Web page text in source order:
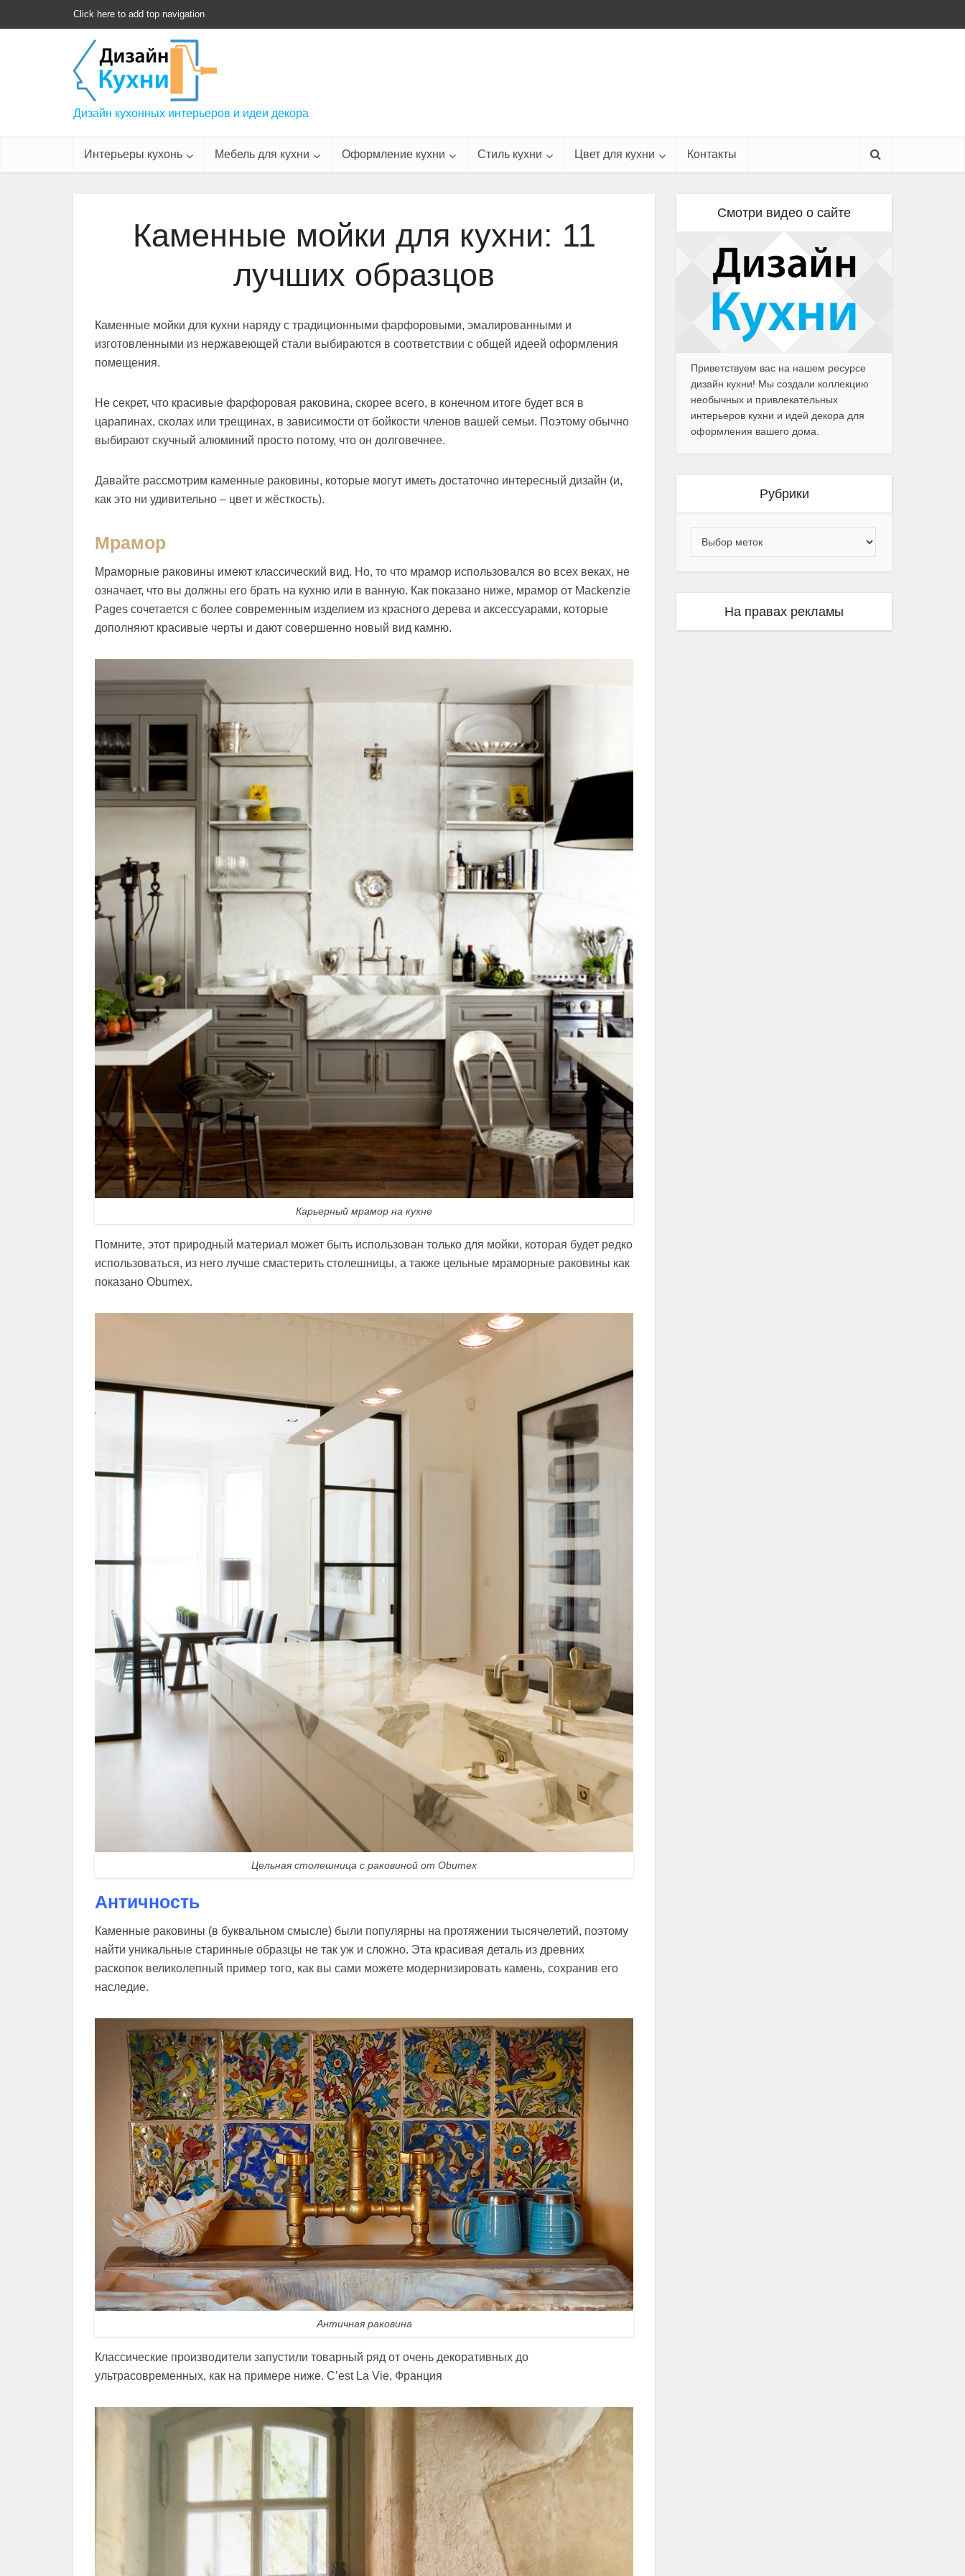
Click here to add top navigation
Дизайн кухонных интерьеров и идеи декора
Интерьеры кухонь Мебель для кухни Оформление кухни Стиль кухни Цвет для кухни Контакты
Каменные мойки для кухни: 11
лучших образцов
Каменные мойки для кухни наряду с традиционными фарфоровыми, эмалированными и
изготовленными из нержавеющей стали выбираются в соответствии с общей идеей оформления
помещения.
Не секрет, что красивые фарфоровая раковина, скорее всего, в конечном итоге будет вся в
царапинах, сколах или трещинах, в зависимости от бойкости членов вашей семьи. Поэтому обычно
выбирают скучный алюминий просто потому, что он долговечнее.
Давайте рассмотрим каменные раковины, которые могут иметь достаточно интересный дизайн (и,
как это ни удивительно – цвет и жёсткость).
Мрамор
Мраморные раковины имеют классический вид. Но, то что мрамор использовался во всех веках, не
означает, что вы должны его брать на кухню или в ванную. Как показано ниже, мрамор от Mackenzie
Pages сочетается с более современным изделием из красного дерева и аксессуарами, которые
дополняют красивые черты и дают совершенно новый вид камню.
Карьерный мрамор на кухне
Помните, этот природный материал может быть использован только для мойки, которая будет редко
использоваться, из него лучше смастерить столешницы, а также цельные мраморные раковины как
показано Obumex.
Цельная столешница с раковиной от Obumex
Античность
Каменные раковины (в буквальном смысле) были популярны на протяжении тысячелетий, поэтому
найти уникальные старинные образцы не так уж и сложно. Эта красивая деталь из древних
раскопок великолепный пример того, как вы сами можете модернизировать камень, сохранив его
наследие.
Античная раковина
Классические производители запустили товарный ряд от очень декоративных до
ультрасовременных, как на примере ниже. C’est La Vie, Франция
Смотри видео о сайте
Приветствуем вас на нашем ресурсе
дизайн кухни! Мы создали коллекцию
необычных и привлекательных
интерьеров кухни и идей декора для
оформления вашего дома.
Рубрики
На правах рекламы